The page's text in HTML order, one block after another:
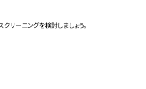
リーニングを検討しましょう。